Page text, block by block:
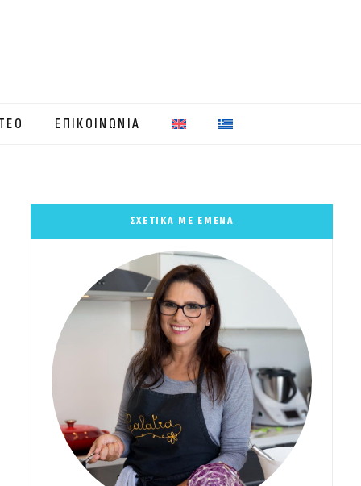
ΕΠΙΚΟΙΝΩΝΙΑ
ΣΧΕΤΙΚΑ ΜΕ ΕΜΕΝΑ